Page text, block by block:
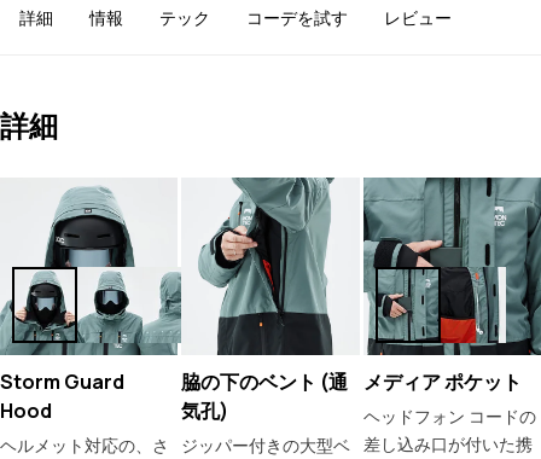
詳細 情報 テック コーデを試す レビュー
詳細
Storm Guard
Hood
ヘルメット対応の、さ
脇の下のベント (通
気孔)
ジッパー付きの大型ベ
メディア ポケット
ヘッドフォン コードの
差し込み口が付いた携